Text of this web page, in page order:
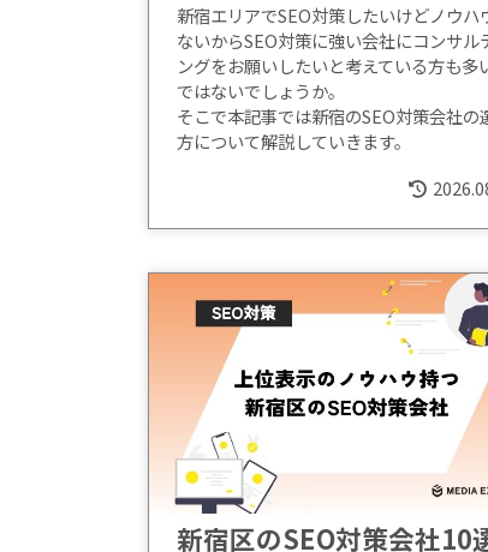
新宿エリアでSEO対策したいけどノウハ
ないからSEO対策に強い会社にコンサル
ングをお願いしたいと考えている方も多
ではないでしょうか。
そこで本記事では新宿のSEO対策会社の
方について解説していきます。
新宿区のSEO対策会社10